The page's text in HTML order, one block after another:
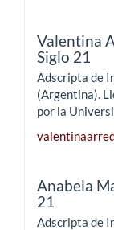
Valentina
Siglo 21
Adscripta de
(Argentina).
por la
Anabela
21
Adscripta de